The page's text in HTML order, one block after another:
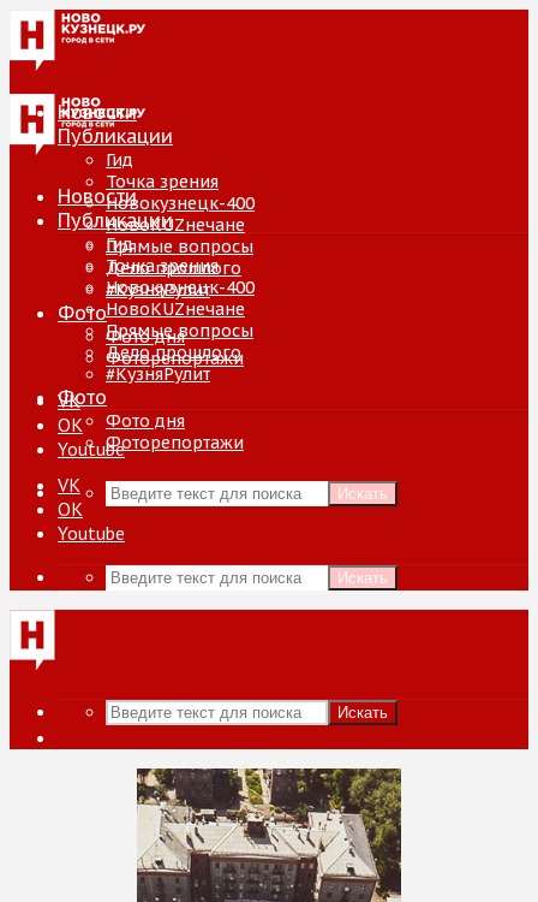
Новости
Публикации
Гид
Точка зрения
Новокузнецк-400
НовоKUZнечане
Прямые вопросы
Дело прошлого
#КузняРулит
Фото
Фото дня
Фоторепортажи
VK
ОК
Youtube
Искать
Новости
Публикации
Гид
Точка зрения
Новокузнецк-400
НовоKUZнечане
Прямые вопросы
Дело прошлого
#КузняРулит
Фото
Фото дня
Фоторепортажи
VK
ОК
Youtube
Искать
Искать